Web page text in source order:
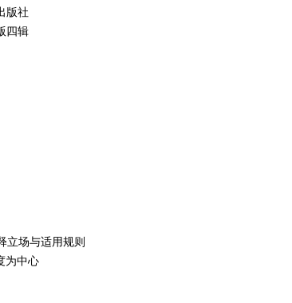
版社
四辑
立场与适用规则
为中心